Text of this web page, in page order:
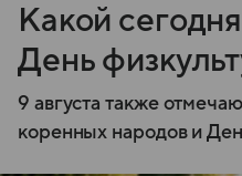
Какой
День
9 августа также
коренных народов и